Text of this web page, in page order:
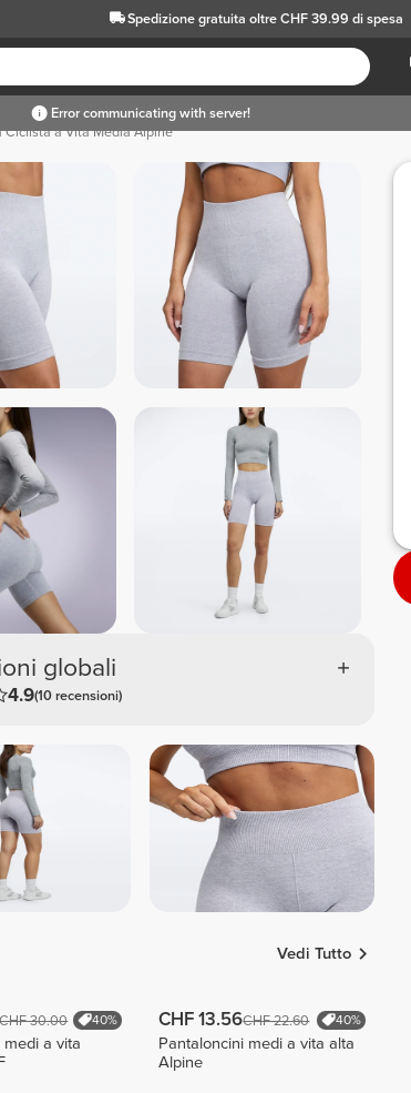
Spedizione gratuita oltre CHF 39.99 di spesa
Ciclista a Vita Media Alpine
globali
4.9(10 recensioni)
Vedi Tutto
CHF 30.00 40%
medi a vita
CHF 13.56CHF 22.60 40%
Pantaloncini medi a vita alta
Alpine